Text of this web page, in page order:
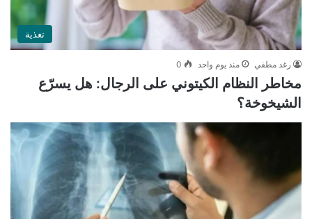
تغذية
رغد مطفي منذ يوم واحد 0
مخاطر النظام الكيتوني على الرجال: هل يسرّع
الشيخوخة؟